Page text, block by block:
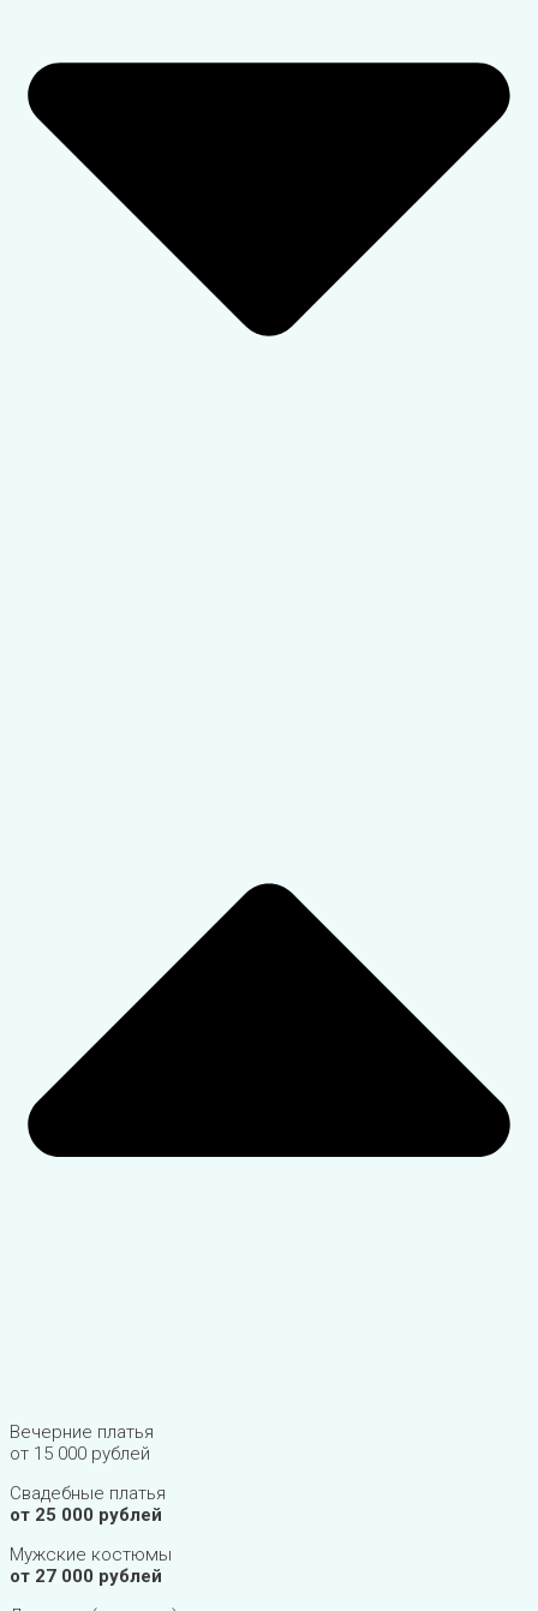
Вечерние платья
от 15 000 рублей
Свадебные платья
от 25 000 рублей
Мужские костюмы
от 27 000 рублей